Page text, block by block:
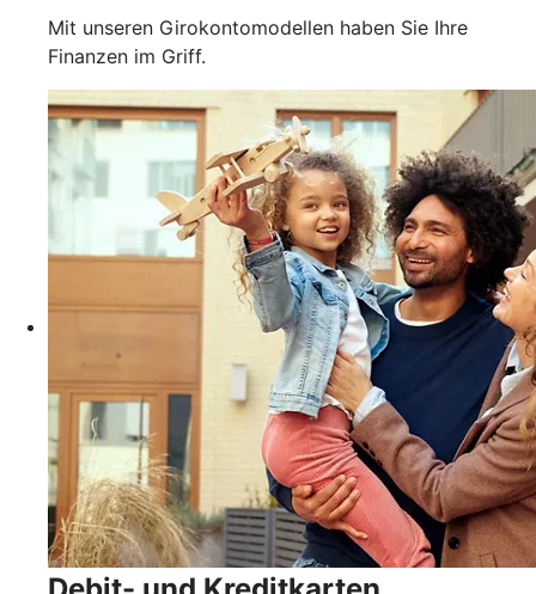
Mit unseren Girokontomodellen haben Sie Ihre
Finanzen im Griff.